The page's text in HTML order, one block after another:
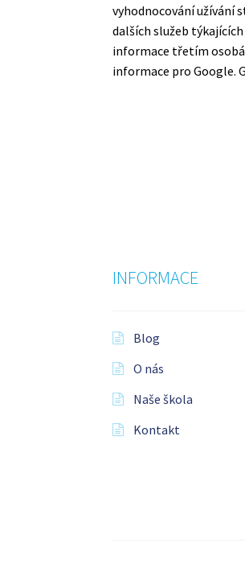
vyhodnocování užívání
dalších služeb
informace třetím
informace pro Google.
INFORMACE
Blog
O nás
Naše škola
Kontakt